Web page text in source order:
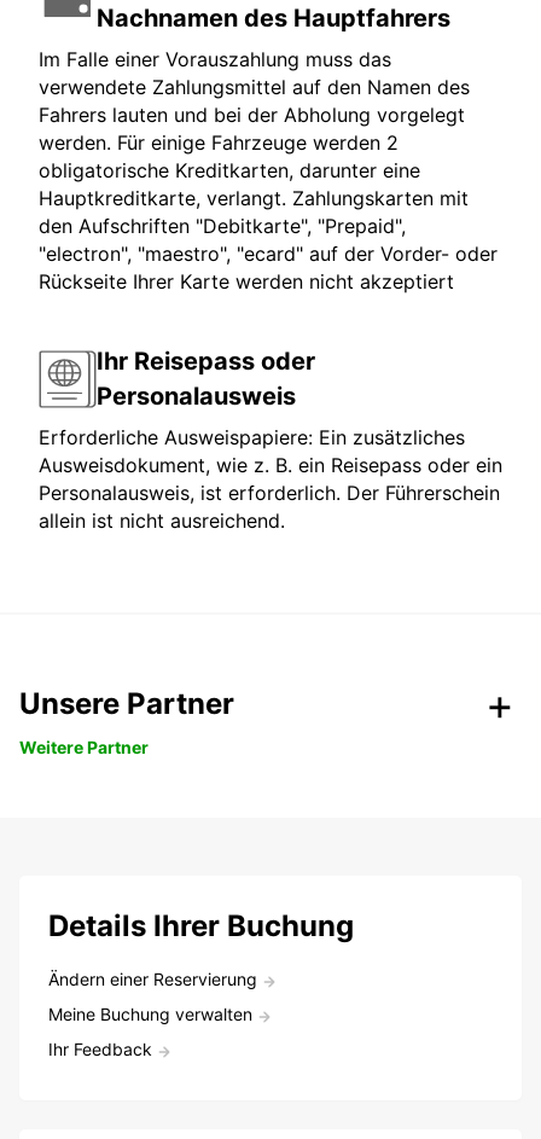
Nachnamen des Hauptfahrers
Im Falle einer Vorauszahlung muss das
verwendete Zahlungsmittel auf den Namen des
Fahrers lauten und bei der Abholung vorgelegt
werden. Für einige Fahrzeuge werden 2
obligatorische Kreditkarten, darunter eine
Hauptkreditkarte, verlangt. Zahlungskarten mit
den Aufschriften "Debitkarte", "Prepaid",
"electron", "maestro", "ecard" auf der Vorder- oder
Rückseite Ihrer Karte werden nicht akzeptiert
Ihr Reisepass oder
Personalausweis
Erforderliche Ausweispapiere: Ein zusätzliches
Ausweisdokument, wie z. B. ein Reisepass oder ein
Personalausweis, ist erforderlich. Der Führerschein
allein ist nicht ausreichend.
Unsere Partner
Weitere Partner
Details Ihrer Buchung
Ändern einer Reservierung
Meine Buchung verwalten
Ihr Feedback